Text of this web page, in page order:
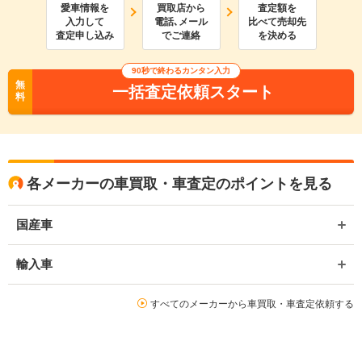
愛車情報を
入力して
査定申し込み
買取店から
電話､メール
でご連絡
査定額を
比べて売却先
を決める
無
料
90秒で終わるカンタン入力
一括査定依頼スタート
各メーカーの車買取・車査定のポイントを見る
国産車
輸入車
すべてのメーカーから車買取・車査定依頼する